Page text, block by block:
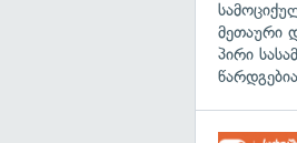
მეთაური
პირი